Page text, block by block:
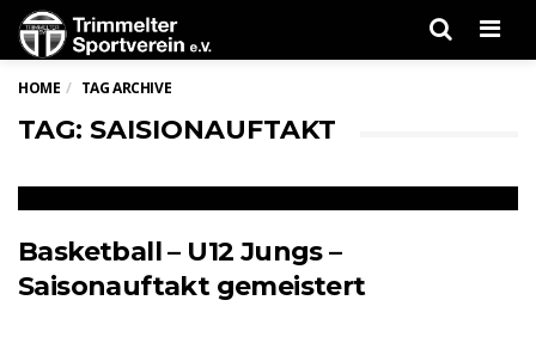
HOME TAG ARCHIVE
TAG: SAISIONAUFTAKT
Basketball – U12 Jungs –
Saisonauftakt gemeistert